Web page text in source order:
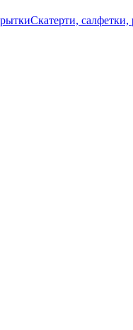
Скатерти,